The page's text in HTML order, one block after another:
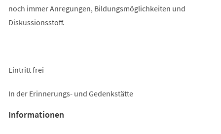
noch immer Anregungen, Bildungsmöglichkeiten und
Diskussionsstoff.
Eintritt frei
In der Erinnerungs- und Gedenkstätte
Informationen